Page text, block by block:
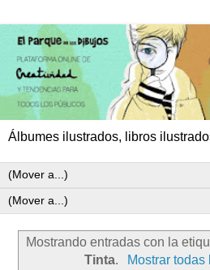
Álbumes ilustrados, libros
Mostrando entradas con la
Tinta. Mostrar todas